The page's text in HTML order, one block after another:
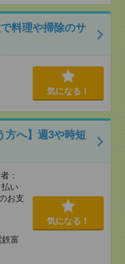
料理や掃除のサ
気になる！
方へ】週3や時短
：
い
お支
鉄富
気になる！